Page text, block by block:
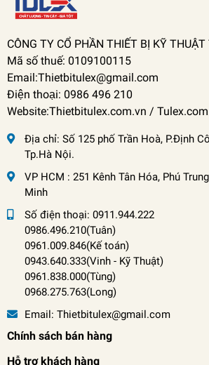
CÔNG TY CỔ PHẦN THIẾT BỊ KỸ THUẬT
Mã số thuế: 0109100115
Email:Thietbitulex@gmail.com
Điện thoại: 0986 496 210
Website:Thietbitulex.com.vn /
Địa chỉ: Số 125 phố Trần Hoà, P.Định
Tp.Hà Nội.
VP HCM : 251 Kênh Tân Hóa, Phú
Minh
Số điện thoại: 0911.944.222
0986.496.210(Tuân)
0961.009.846(Kế toán)
0943.640.333(Vinh - Kỹ Thuật)
0961.838.000(Tùng)
0968.275.763(Long)
Email: Thietbitulex@gmail.com
Chính sách bán hàng
Hỗ trợ khách hàng